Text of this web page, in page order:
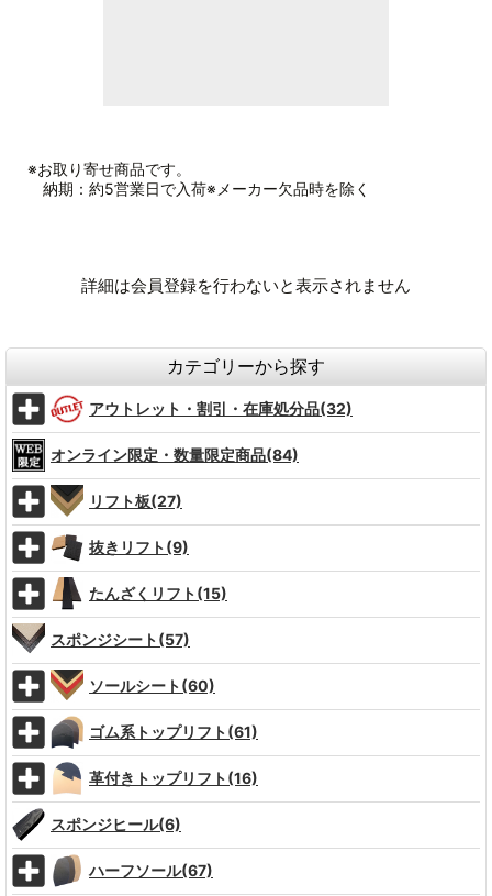
※お取り寄せ商品です。
納期：約5営業日で入荷※メーカー欠品時を除く
詳細は会員登録を行わないと表示されません
カテゴリーから探す
アウトレット・割引・在庫処分品(32)
オンライン限定・数量限定商品(84)
リフト板(27)
抜きリフト(9)
たんざくリフト(15)
スポンジシート(57)
ソールシート(60)
ゴム系トップリフト(61)
革付きトップリフト(16)
スポンジヒール(6)
ハーフソール(67)